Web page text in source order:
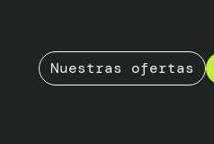
Nuestras ofertas